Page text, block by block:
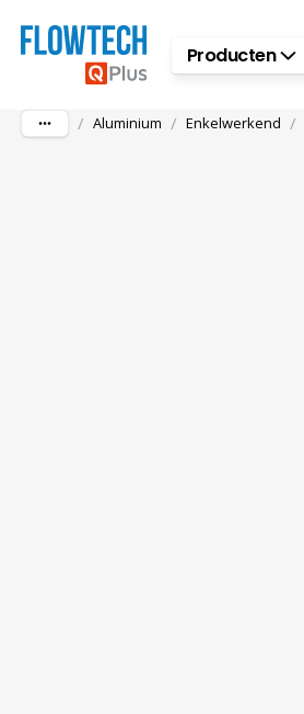
Ga naar hoofdinhoudProducten
/ Aluminium / Enkelwerkend /